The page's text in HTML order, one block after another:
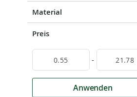
Material
Preis
-
Anwenden